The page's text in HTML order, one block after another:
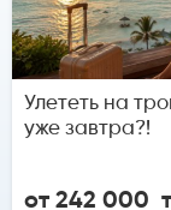
Улететь на
уже завтра?!
от 242 000